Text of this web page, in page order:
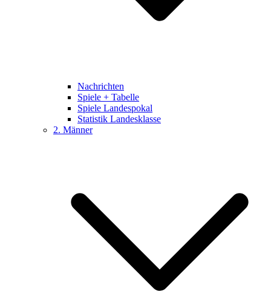
Nachrichten
Spiele + Tabelle
Spiele Landespokal
Statistik Landesklasse
2. Männer